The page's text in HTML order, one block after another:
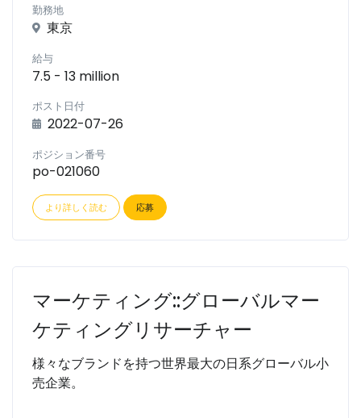
勤務地
東京
給与
7.5 - 13 million
ポスト日付
2022-07-26
ポジション番号
po-021060
より詳しく読む 応募
マーケティング::グローバルマー
ケティングリサーチャー
様々なブランドを持つ世界最大の日系グローバル小
売企業。